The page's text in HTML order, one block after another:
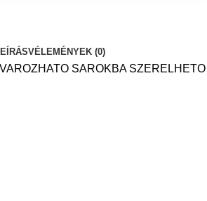
VÉLEMÉNYEK (0)
SAROKBA SZERELHETO